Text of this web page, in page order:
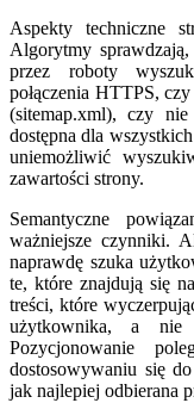
Aspekty techniczne
Algorytmy
przez roboty
połączenia HTTPS,
(sitemap.xml), czy
dostępna dla
uniemożliwić
zawartości strony.
Semantyczne
ważniejsze czynniki.
naprawdę szuka
te, które znajdują się
treści, które
użytkownika, a nie
Pozycjonowanie
dostosowywaniu się
jak najlepiej odbierana